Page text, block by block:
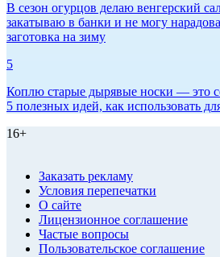
В сезон огурцов делаю венгерский
закатываю в банки и не могу
заготовка на зиму
5
Коплю старые дырявые носки — это
5 полезных идей, как использовать
16+
Заказать рекламу
Условия перепечатки
О сайте
Лицензионное соглашение
Частые вопросы
Пользовательское соглашение